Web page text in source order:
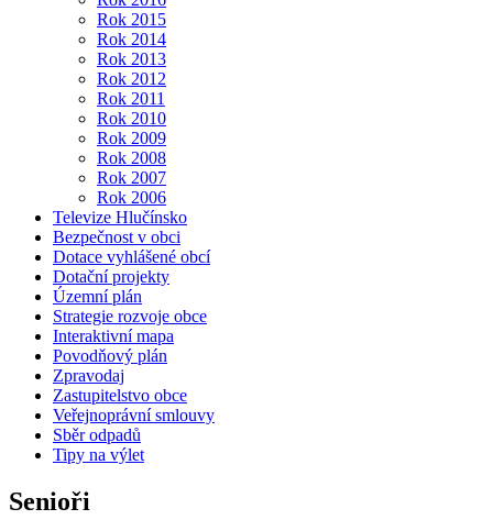
Rok 2015
Rok 2014
Rok 2013
Rok 2012
Rok 2011
Rok 2010
Rok 2009
Rok 2008
Rok 2007
Rok 2006
Televize Hlučínsko
Bezpečnost v obci
Dotace vyhlášené obcí
Dotační projekty
Územní plán
Strategie rozvoje obce
Interaktivní mapa
Povodňový plán
Zpravodaj
Zastupitelstvo obce
Veřejnoprávní smlouvy
Sběr odpadů
Tipy na výlet
Senioři